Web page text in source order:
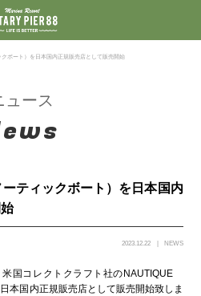
ボート）を日本国内正規販売店として販売開始
ュース
ティックボート）を日本国内
2023.12.22 NEWS
国コレクトクラフト社のNAUTIQUE
本国内正規販売店として販売開始致しま